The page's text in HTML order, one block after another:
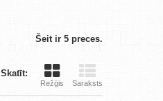
Šeit ir 5 preces.
Skatīt:
Režģis Saraksts